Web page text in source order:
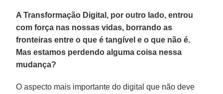
A Transformação Digital, por outro lado, entrou
com força nas nossas vidas, borrando as
fronteiras entre o que é tangível e o que não é.
Mas estamos perdendo alguma coisa nessa
mudança?
O aspecto mais importante do digital que não deve